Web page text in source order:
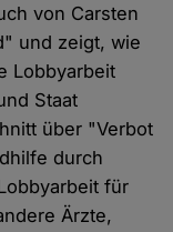
von Carsten
und zeigt, wie
Lobbyarbeit
Staat
über "Verbot
durch
für
Ärzte,